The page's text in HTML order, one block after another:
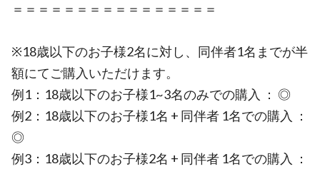
＝＝＝＝＝＝＝＝＝＝＝＝＝＝＝＝
※18歳以下のお子様2名に対し、同伴者1名までが半
額にてご購入いただけます。
例1：18歳以下のお子様1~3名のみでの購入 ： ◎
例2：18歳以下のお子様1名 + 同伴者 1名での購入 ：
◎
例3：18歳以下のお子様2名 + 同伴者 1名での購入 ：